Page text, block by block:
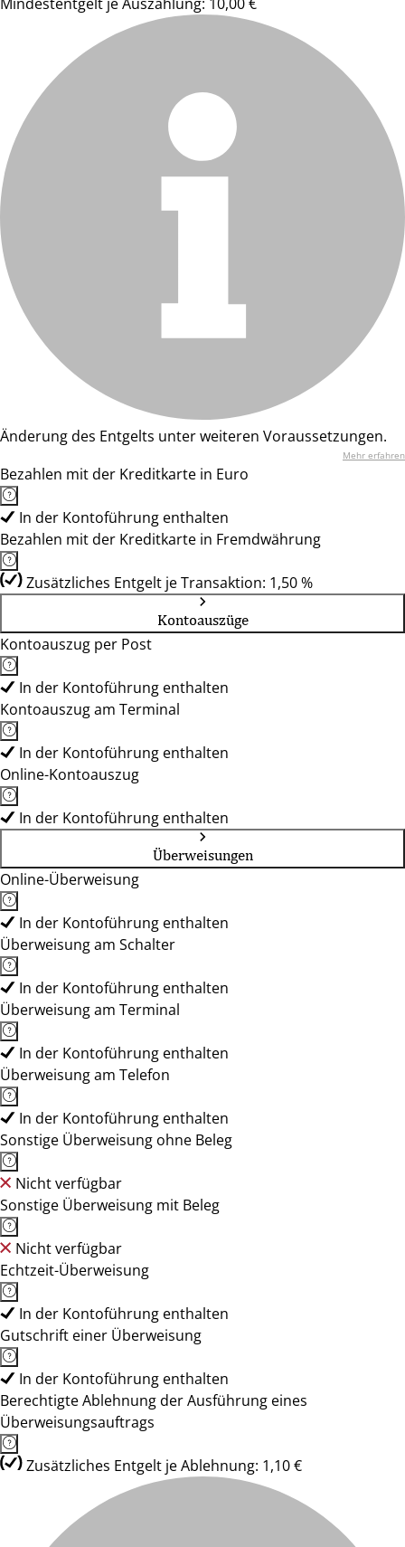
Änderung des Entgelts unter weiteren Voraussetzungen.
Mehr erfahren
Bezahlen mit der Kreditkarte in Euro
In der Kontoführung enthalten
Bezahlen mit der Kreditkarte in Fremdwährung
Zusätzliches Entgelt je Transaktion: 1,50 %
Kontoauszüge
Kontoauszug per Post
In der Kontoführung enthalten
Kontoauszug am Terminal
In der Kontoführung enthalten
Online-Kontoauszug
In der Kontoführung enthalten
Überweisungen
Online-Überweisung
In der Kontoführung enthalten
Überweisung am Schalter
In der Kontoführung enthalten
Überweisung am Terminal
In der Kontoführung enthalten
Überweisung am Telefon
In der Kontoführung enthalten
Sonstige Überweisung ohne Beleg
Nicht verfügbar
Sonstige Überweisung mit Beleg
Nicht verfügbar
Echtzeit-Überweisung
In der Kontoführung enthalten
Gutschrift einer Überweisung
In der Kontoführung enthalten
Berechtigte Ablehnung der Ausführung eines
Überweisungsauftrags
Zusätzliches Entgelt je Ablehnung: 1,10 €